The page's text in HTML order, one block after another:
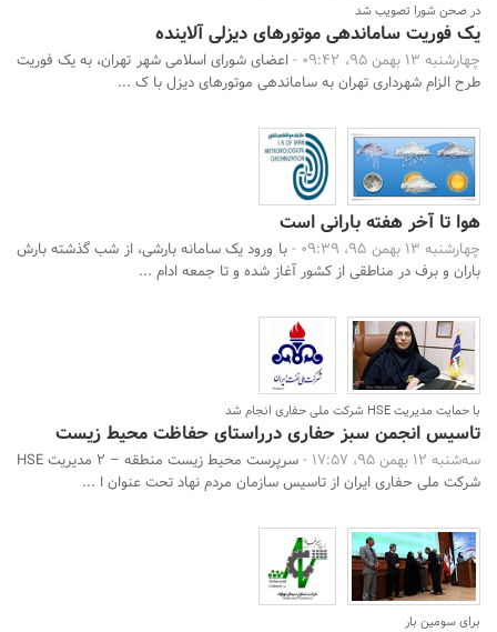
در صحن شورا تصویب شد
یک فوریت ساماندهی موتورهای دیزلی آلاینده
چهارشنبه 13 بهمن 95، 09:42 -
اعضای شورای اسلامی شهر تهران، به یک فوریت
طرح الزام شهرداری تهران به ساماندهی موتورهای دیزل با ک ...
هوا تا آخر هفته بارانی است
چهارشنبه 13 بهمن 95، 09:39 -
با ورود یک سامانه بارشی، از شب گذشته بارش
باران و برف در مناطقی از کشور آغاز شده و تا جمعه ادام ...
با حمایت مدیریت HSE شرکت ملی حفاری انجام شد
تاسیس انجمن سبز حفاری درراستای حفاظت محیط زیست
سه‌شنبه 12 بهمن 95، 17:57 -
سرپرست محیط زیست منطقه – ۲ مدیریت HSE
شرکت ملی حفاری ایران از تاسیس سازمان مردم نهاد تحت عنوان ا ...
برای سومین بار